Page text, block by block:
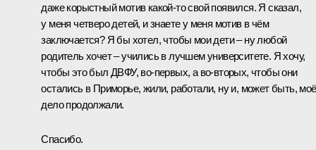
даже корыстный мотив какой‑то свой появился. Я сказал,
у меня четверо детей, и знаете у меня мотив в чём
заключается? Я бы хотел, чтобы мои дети – ну любой
родитель хочет – учились в лучшем университете. Я хочу,
чтобы это был ДВФУ, во‑первых, а во‑вторых, чтобы они
остались в Приморье, жили, работали, ну и, может быть, моё
дело продолжали.
Спасибо.